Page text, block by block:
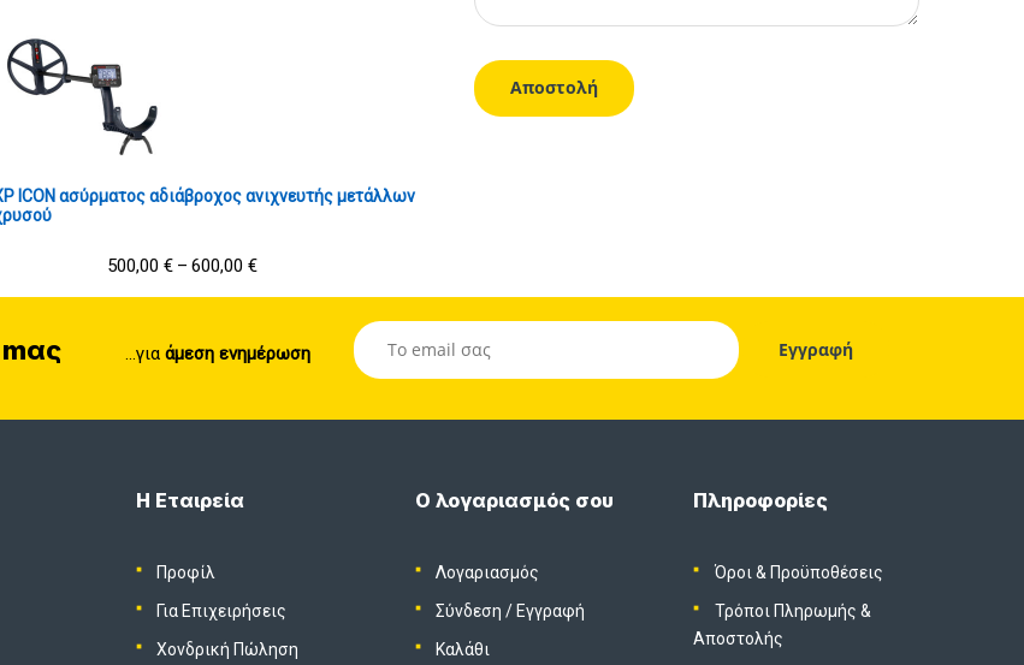
ICON ασύρματος αδιάβροχος ανιχνευτής μετάλλων
500,00 € – 600,00 €
...για άμεση ενημέρωση
Η Εταιρεία
Προφίλ
Για Επιχειρήσεις
Χονδρική Πώληση
Ο λογαριασμός σου
Λογαριασμός
Σύνδεση / Εγγραφή
Καλάθι
Πληροφορίες
Όροι & Προϋποθέσεις
Τρόποι Πληρωμής &
Αποστολής